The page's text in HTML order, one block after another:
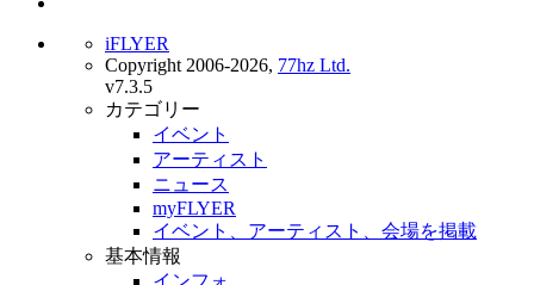
iFLYER
Copyright 2006-2026, 77hz Ltd.
v7.3.5
カテゴリー
イベント
アーティスト
ニュース
myFLYER
イベント、アーティスト、会場を掲載
基本情報
インフォ